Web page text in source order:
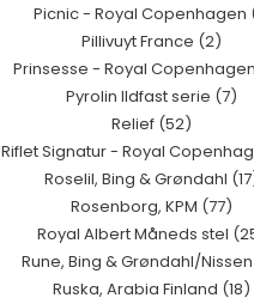
Picnic - Royal Copenhagen
Pillivuyt France (2)
Prinsesse - Royal
Pyrolin Ildfast serie (7)
Relief (52)
Riflet Signatur - Royal
Roselil, Bing & Grøndahl
Rosenborg, KPM (77)
Royal Albert Måneds stel
Rune, Bing & Grøndahl/Nissen
Ruska, Arabia Finland (18)